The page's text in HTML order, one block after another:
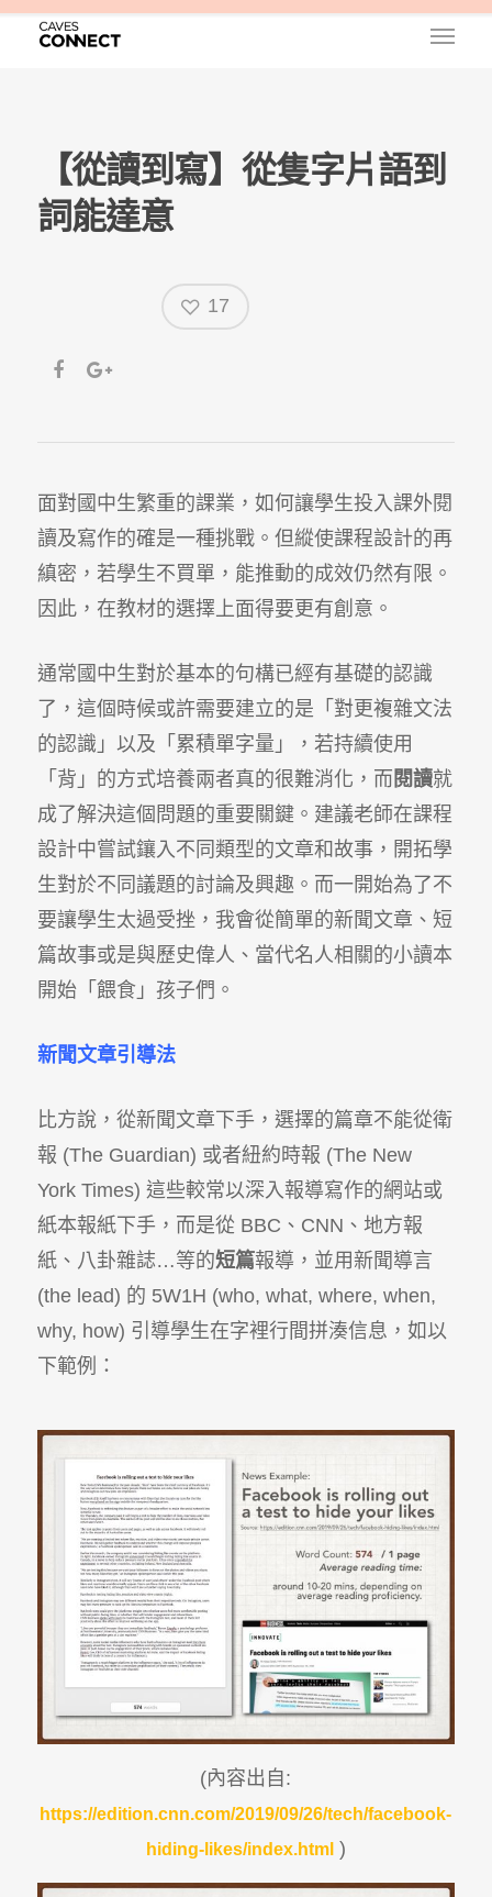
【從讀到寫】從隻字片語到
詞能達意
17
面對國中生繁重的課業，如何讓學生投入課外閱
讀及寫作的確是一種挑戰。但縱使課程設計的再
縝密，若學生不買單，能推動的成效仍然有限。
因此，在教材的選擇上面得要更有創意。
通常國中生對於基本的句構已經有基礎的認識
了，這個時候或許需要建立的是「對更複雜文法
的認識」以及「累積單字量」，若持續使用
「背」的方式培養兩者真的很難消化，而 閱讀就
成了解決這個問題的重要關鍵。建議老師在課程
設計中嘗試鑲入不同類型的文章和故事，開拓學
生對於不同議題的討論及興趣。而一開始為了不
要讓學生太過受挫，我會從簡單的新聞文章、短
篇故事或是與歷史偉人、當代名人相關的小讀本
開始「餵食」孩子們。
新聞文章引導法
比方說，從新聞文章下手，選擇的篇章不能從衛
報 (The Guardian) 或者紐約時報 (The New
York Times) 這些較常以深入報導寫作的網站或
紙本報紙下手，而是從 BBC、CNN、地方報
紙、八卦雜誌…等的短篇報導，並用新聞導言
(the lead) 的 5W1H (who, what, where, when,
why, how) 引導學生在字裡行間拼湊信息，如以
下範例：
(內容出自:
https://edition.cnn.com/2019/09/26/tech/facebook-
hiding-likes/index.html )